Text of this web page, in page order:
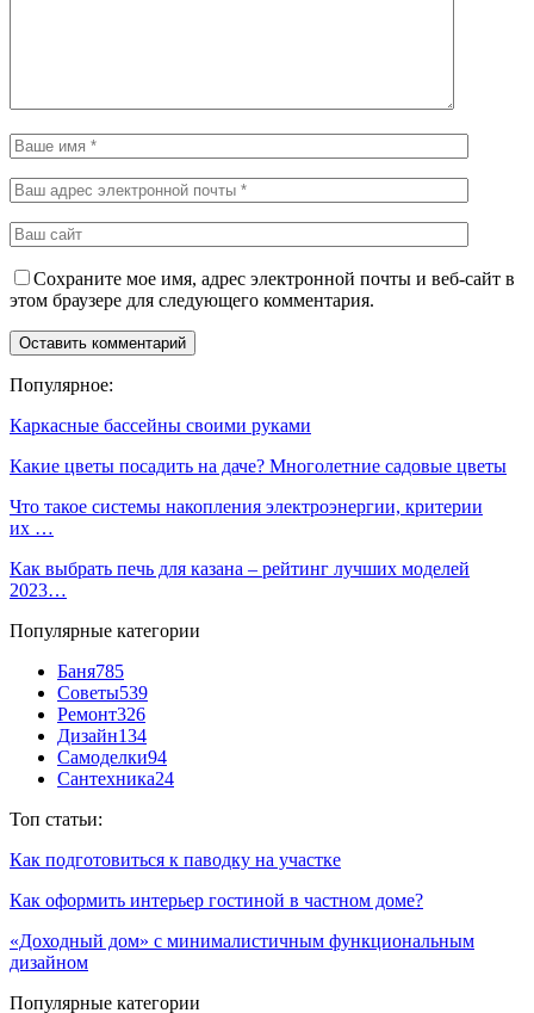
Сохраните мое имя, адрес электронной почты и веб-сайт в
этом браузере для следующего комментария.
Популярное:
Каркасные бассейны своими руками
Какие цветы посадить на даче? Многолетние садовые цветы
Что такое системы накопления электроэнергии, критерии
их …
Как выбрать печь для казана – рейтинг лучших моделей
2023…
Популярные категории
Баня785
Советы539
Ремонт326
Дизайн134
Самоделки94
Сантехника24
Топ статьи:
Как подготовиться к паводку на участке
Как оформить интерьер гостиной в частном доме?
«Доходный дом» с минималистичным функциональным
дизайном
Популярные категории